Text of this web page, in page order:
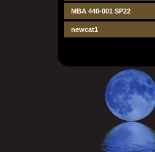
MBA 440-001 SP22
newcat1